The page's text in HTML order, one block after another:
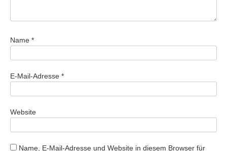
Name *
E-Mail-Adresse *
Website
Name, E-Mail-Adresse und Website in diesem Browser für